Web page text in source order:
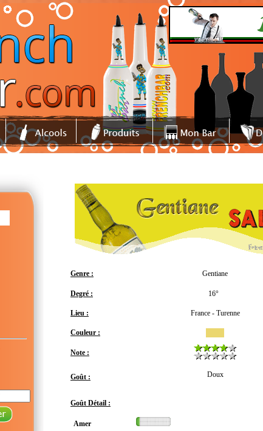
Genre : Gentiane
Degré : 16°
Lieu : France - Turenne
Couleur :
Note :
Goût : Doux
Goût Détail :
Amer